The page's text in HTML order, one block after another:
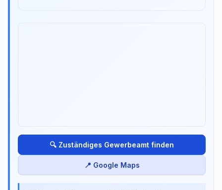
🔍 Zuständiges Gewerbeamt finden
📍 Google Maps